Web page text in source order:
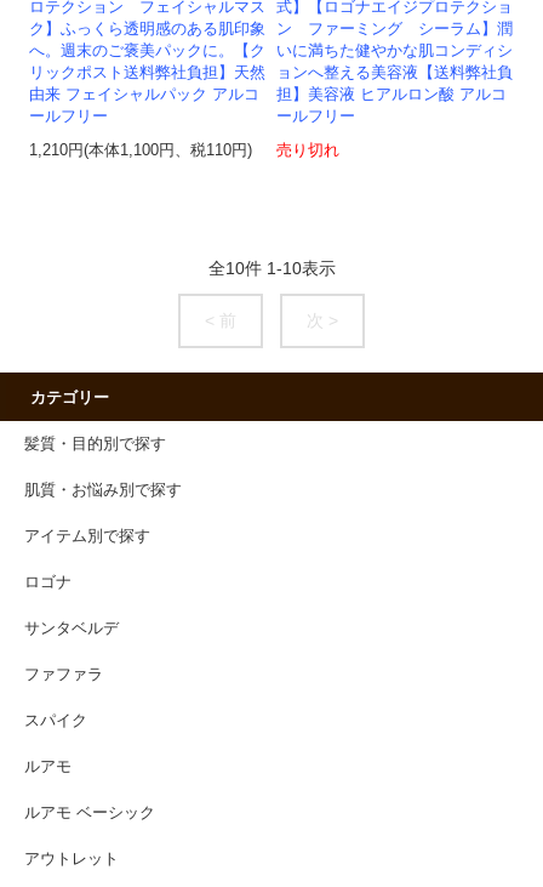
ロテクション フェイシャルマス
ク】ふっくら透明感のある肌印象
へ。週末のご褒美パックに。【ク
リックポスト送料弊社負担】天然
由来 フェイシャルパック アルコ
ールフリー
1,210円(本体1,100円、税110円)
式】【ロゴナエイジプロテクショ
ン ファーミング シーラム】潤
いに満ちた健やかな肌コンディシ
ョンへ整える美容液【送料弊社負
担】美容液 ヒアルロン酸 アルコ
ールフリー
売り切れ
全10件 1-10表示
< 前 次 >
カテゴリー
髪質・目的別で探す
肌質・お悩み別で探す
アイテム別で探す
ロゴナ
サンタベルデ
ファファラ
スパイク
ルアモ
ルアモ ベーシック
アウトレット